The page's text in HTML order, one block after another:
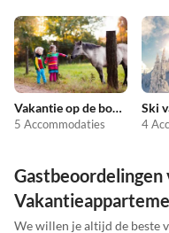
Vakantie op de boerderij
5 Accommodaties
Ski
4
Gastbeoordelingen
We willen je altijd de beste